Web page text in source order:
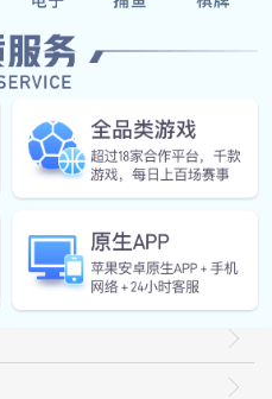
样品申请
IC 产品系列，缩小设计和整体解
具有多种低功耗模式有助于更大